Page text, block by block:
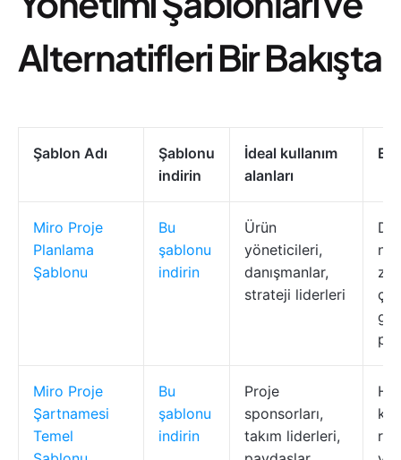
Alternatifleri Bir Bakışta
Şablon Adı
Şablonu
indirin
İdeal kullanım
alanları
En
Miro Proje
Planlama
Şablonu
Bu
şablonu
indirin
Ürün
yöneticileri,
danışmanlar,
strateji liderleri
Miro Proje
Şartnamesi
Temel
Bu
şablonu
indirin
Proje
sponsorları,
takım liderleri,